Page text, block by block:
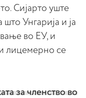
Сијарто уште
Унгарија и ја
во ЕУ, и
лицемерно се
за членство во